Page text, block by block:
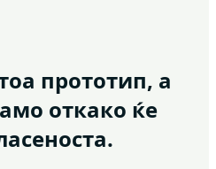
прототип, а
откако ќе